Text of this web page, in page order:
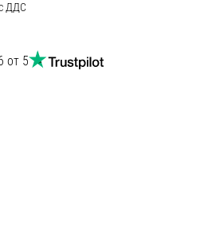
ДДС
от 5